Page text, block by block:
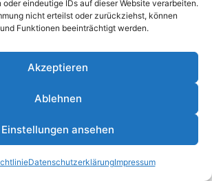
eindeutige IDs auf dieser Website verarbeiten.
nicht erteilst oder zurückziehst, können
Funktionen beeinträchtigt werden.
Akzeptieren
Ablehnen
Einstellungen ansehen
DatenschutzerklärungImpressum
- WordPress Theme von
Kadence
WP